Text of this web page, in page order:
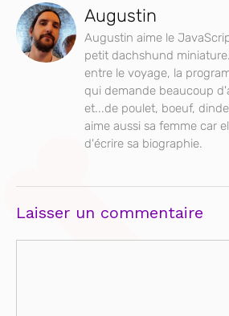
Augustin
Augustin aime le
petit dachshund
entre le voyage, la
qui demande beaucoup
et...de poulet, boeuf,
aime aussi sa femme car
d'écrire sa biographie.
Laisser un commentaire